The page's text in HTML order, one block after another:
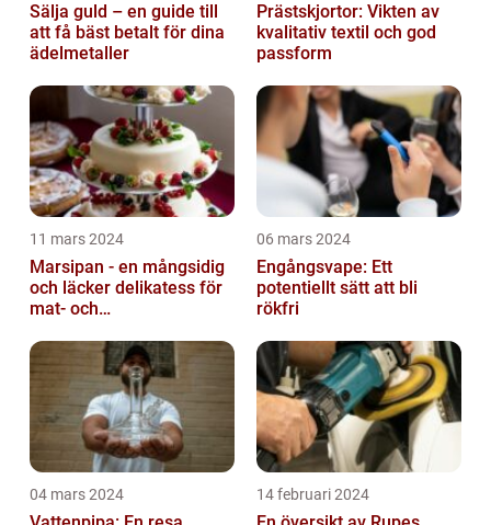
Sälja guld – en guide till
att få bäst betalt för dina
ädelmetaller
Prästskjortor: Vikten av
kvalitativ textil och god
passform
11 mars 2024
Marsipan - en mångsidig
och läcker delikatess för
mat- och
06 mars 2024
Engångsvape: Ett
potentiellt sätt att bli
rökfri
04 mars 2024 14 februari 2024